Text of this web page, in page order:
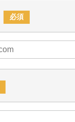
必須